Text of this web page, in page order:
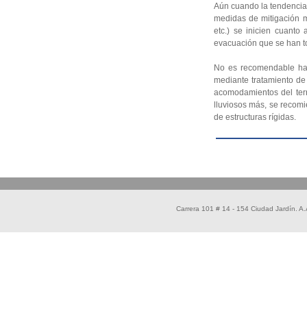
Aún cuando la
medidas de mitigación
etc.) se inicien cuanto
evacuación que se han
No es recomendable
mediante tratamiento
acomodamientos del
lluviosos más, se
de estructuras rígidas.
Carrera 101 # 14 - 154 Ciudad Jardín.